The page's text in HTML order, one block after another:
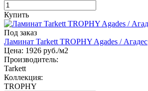
Купить
Под заказ
Ламинат Tarkett TROPHY Agades / Агадес
Цена: 1926 руб./м2
Производитель:
Tarkett
Коллекция:
TROPHY